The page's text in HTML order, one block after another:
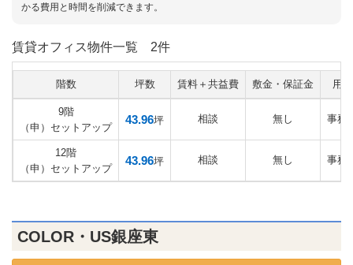
かる費用と時間を削減できます。
賃貸オフィス物件一覧 2件
階数 坪数 賃料＋共益費 敷金・保証金 用途
9階
（申）セットアップ
43.96坪 相談 無し 事務
12階
（申）セットアップ
43.96坪 相談 無し 事務
COLOR・US銀座東